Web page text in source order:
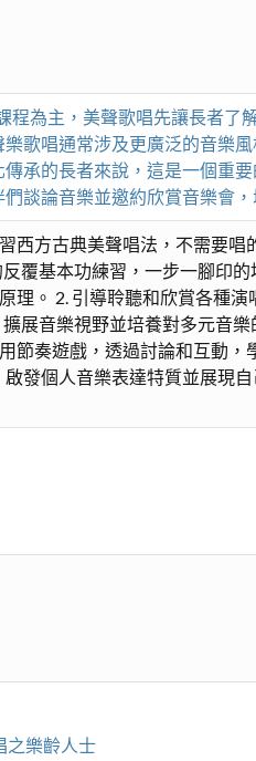
為主，美聲歌唱先讓長者了
歌唱通常涉及更廣泛的音樂
承的長者來說，這是一個重
談論音樂並邀約欣賞音樂會
西方古典美聲唱法，不需要
覆基本功練習，一步一腳印
理。 2. 引導聆聽和欣賞各種
音樂視野並培養對多元音
節奏遊戲，透過討論和互動
發個人音樂表達特質並展現
之樂齡人士